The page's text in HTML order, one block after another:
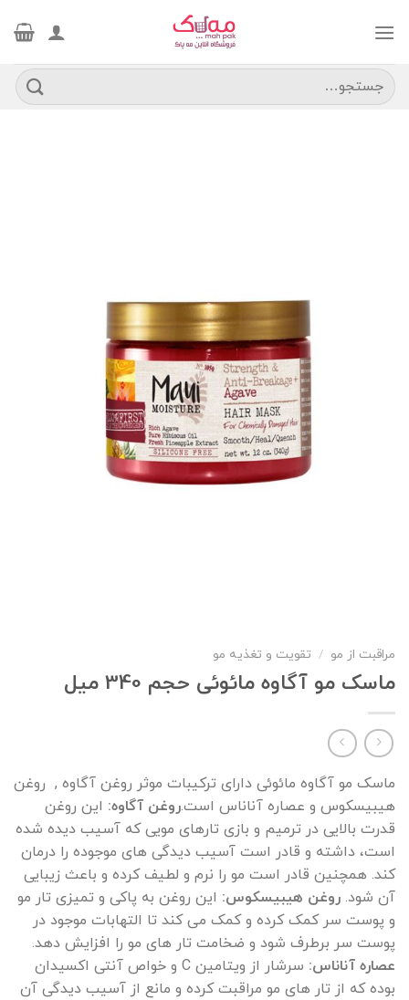
جستجو
برای:
مراقبت از مو / تقویت و تغذیه مو
ماسک مو آگاوه مائوئی حجم 340 میل
ماسک مو آگاوه مائوئی دارای ترکیبات موثر روغن آگاوه , روغن
هیبیسکوس و عصاره آناناس است.روغن آگاوه: این روغن
قدرت بالایی در ترمیم و بازی تارهای مویی که آسیب دیده شده
است، داشته و قادر است آسیب دیدگی های موجوده را درمان
کند. همچنین قادر است مو را نرم و لطیف کرده و باعث زیبایی
آن شود. روغن هیبیسکوس: این روغن به پاکی و تمیزی تار مو
و پوست سر کمک کرده و کمک می کند تا التهابات موجود در
پوست سر برطرف شود و ضخامت تار های مو را افزایش دهد.
عصاره آناناس:
سرشار از ویتامین C و خواص آنتی اکسیدان
بوده که از تار های مو مراقبت کرده و مانع از آسیب دیدگی آن